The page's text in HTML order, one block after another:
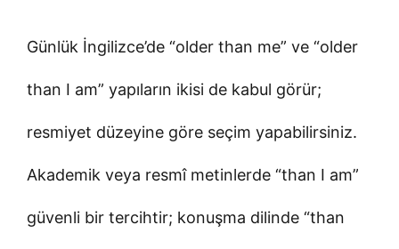
Günlük İngilizce’de “older than me” ve “older
than I am” yapıların ikisi de kabul görür;
resmiyet düzeyine göre seçim yapabilirsiniz.
Akademik veya resmî metinlerde “than I am”
güvenli bir tercihtir; konuşma dilinde “than